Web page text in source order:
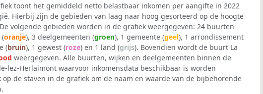
toont het gemiddeld netto belastbaar inkomen per aangifte in 2022
Hierbij zijn de gebieden van laag naar hoog gesorteerd op de hoogte
volgende gebieden worden in de grafiek weergegeven: 24 buurten
(oranje), 3 deelgemeenten (groen), 1 gemeente (geel), 1 arrondissement
(bruin), 1 gewest (roze) en 1 land (grijs). Bovendien wordt de buurt La
weergegeven. Alle buurten, wijken en deelgemeenten binnen de
lez-Herlaimont waarvoor inkomensdata beschikbaar is worden
op de staven in de grafiek om de naam en waarde van de bijbehorende